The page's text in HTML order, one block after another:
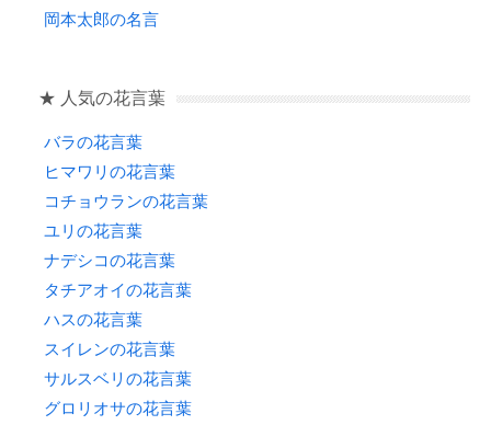
岡本太郎の名言
★ 人気の花言葉
バラの花言葉
ヒマワリの花言葉
コチョウランの花言葉
ユリの花言葉
ナデシコの花言葉
タチアオイの花言葉
ハスの花言葉
スイレンの花言葉
サルスベリの花言葉
グロリオサの花言葉